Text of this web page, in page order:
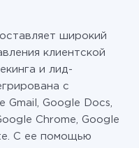
широкий
клиентской
и лид-
с
Gmail, Google Docs,
Chrome, Google
С ее помощью